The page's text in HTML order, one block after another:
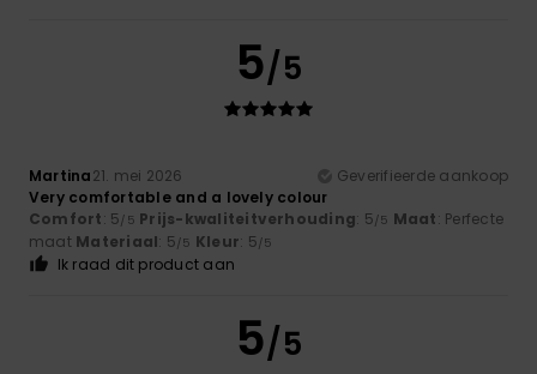
5/5
Martina21. mei 2026
Geverifieerde aankoop
Very comfortable and a lovely colour
Comfort: 5/5 Prijs-kwaliteitverhouding: 5/5 Maat: Perfecte
maat Materiaal: 5/5 Kleur: 5/5
Ik raad dit product aan
5/5